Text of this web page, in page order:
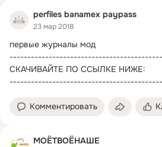
perfiles banamex paypass
23 мар 2018
первые журналы мод
СКАЧИВАЙТЕ ПО ССЫЛКЕ НИЖЕ:
Комментировать
МОЁТВОЁНАШЕ